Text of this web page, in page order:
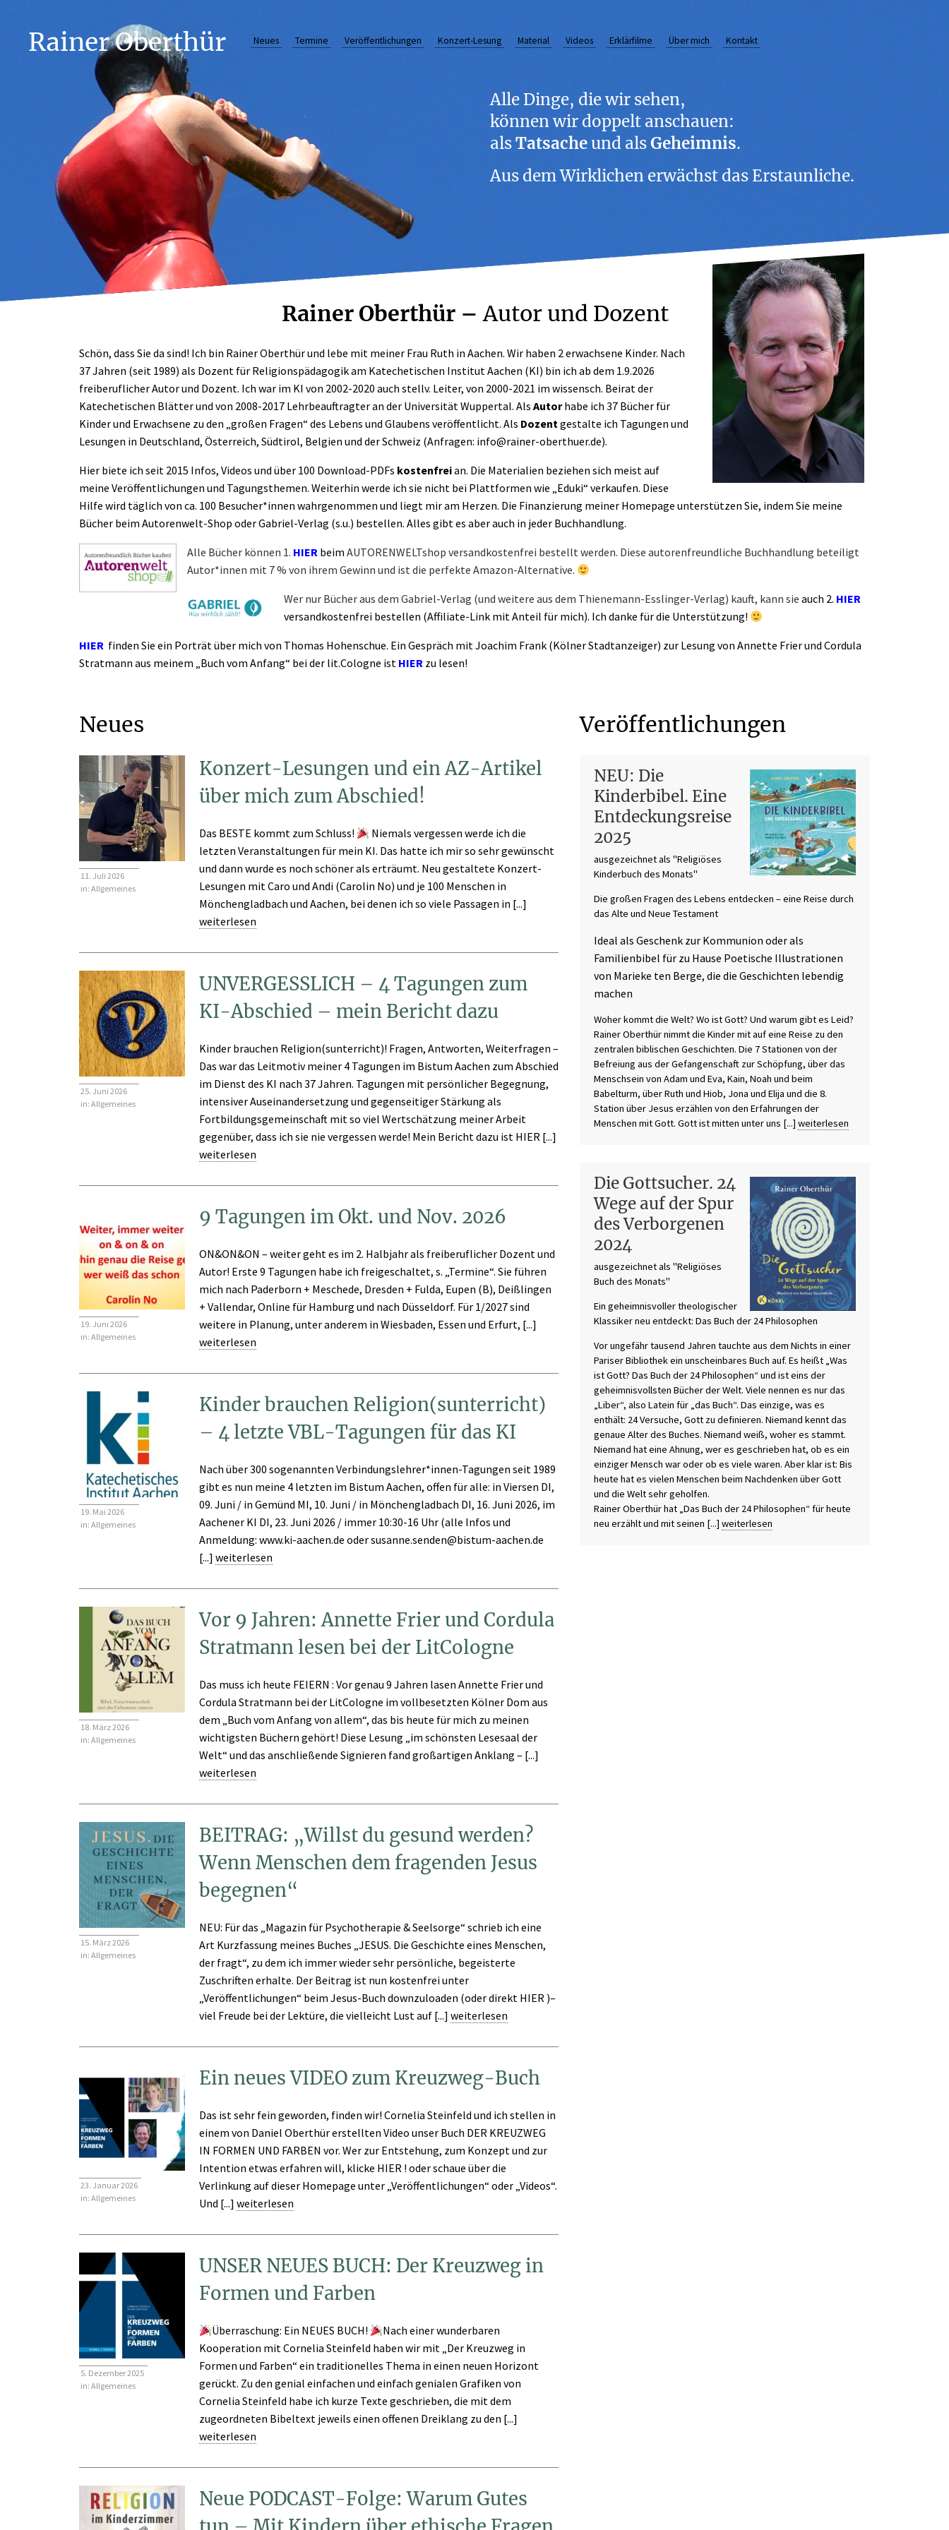
Rainer Oberthür Neues Termine Veröffentlichungen Konzert-Lesung Material Videos Erklärfilme Über mich Kontakt
Alle Dinge, die wir sehen,
können wir doppelt anschauen:
alsTatsacheund alsGeheimnis.
Aus dem Wirklichen erwächst das Erstaunliche.
Rainer Oberthür –Autor und Dozent
Schön, dass Sie da sind! Ich bin Rainer Oberthür und lebe mit meiner Frau Ruth in Aachen. Wir haben 2 erwachsene Kinder. Nach
37 Jahren (seit 1989) als Dozent für Religionspädagogik am Katechetischen Institut Aachen (KI) bin ich ab dem 1.9.2026
freiberuflicher Autor und Dozent. Ich war im KI von 2002-2020 auch stellv. Leiter, von 2000-2021 im wissensch. Beirat der
Katechetischen Blätter und von 2008-2017 Lehrbeauftragter an der Universität Wuppertal. Als Autorhabe ich 37 Bücher für
Kinder und Erwachsene zu den „großen Fragen“ des Lebens und Glaubens veröffentlicht. Als Dozentgestalte ich Tagungen und
Lesungen in Deutschland, Österreich, Südtirol, Belgien und der Schweiz (Anfragen: info@rainer-oberthuer.de).
Hier biete ich seit 2015 Infos, Videos und über 100 Download-PDFs kostenfreian. Die Materialien beziehen sich meist auf
meine Veröffentlichungen und Tagungsthemen. Weiterhin werde ich sie nicht bei Plattformen wie „Eduki“ verkaufen. Diese
Hilfe wird täglich von ca. 100 Besucher*innen wahrgenommen und liegt mir am Herzen. Die Finanzierung meiner Homepage unterstützen Sie, indem Sie meine
Bücher beim Autorenwelt-Shop oder Gabriel-Verlag (s.u.) bestellen. Alles gibt es aber auch in jeder Buchhandlung.
Alle Bücher können 1. HIER beim AUTORENWELTshop versandkostenfrei bestellt werden. Diese autorenfreundliche Buchhandlung beteiligt
Autor*innen mit 7 % von ihrem Gewinn und ist die perfekte Amazon-Alternative.
Wer nur Bücher aus dem Gabriel-Verlag (und weitere aus dem Thienemann-Esslinger-Verlag) kauft, kann sie auch 2. HIER
versandkostenfrei bestellen (Affiliate-Link mit Anteil für mich). Ich danke für die Unterstützung!
HIER finden Sie ein Porträt über mich von Thomas Hohenschue. Ein Gespräch mit Joachim Frank (Kölner Stadtanzeiger) zur Lesung von Annette Frier und Cordula
Stratmann aus meinem „Buch vom Anfang“ bei der lit.Cologne ist HIER zu lesen!
Neues
11. Juli 2026
in: Allgemeines
Konzert-Lesungen und ein AZ-Artikel
über mich zum Abschied!
Das BESTE kommt zum Schluss!
Niemals vergessen werde ich die
letzten Veranstaltungen für mein KI. Das hatte ich mir so sehr gewünscht
und dann wurde es noch schöner als erträumt. Neu gestaltete Konzert-
Lesungen mit Caro und Andi (Carolin No) und je 100 Menschen in
Mönchengladbach und Aachen, bei denen ich so viele Passagen in [...]
weiterlesen
25. Juni 2026
in: Allgemeines
UNVERGESSLICH – 4 Tagungen zum
KI-Abschied – mein Bericht dazu
Kinder brauchen Religion(sunterricht)! Fragen, Antworten, Weiterfragen –
Das war das Leitmotiv meiner 4 Tagungen im Bistum Aachen zum Abschied
im Dienst des KI nach 37 Jahren. Tagungen mit persönlicher Begegnung,
intensiver Auseinandersetzung und gegenseitiger Stärkung als
Fortbildungsgemeinschaft mit so viel Wertschätzung meiner Arbeit
gegenüber, dass ich sie nie vergessen werde! Mein Bericht dazu ist HIER [...]
weiterlesen
19. Juni 2026
in: Allgemeines
9 Tagungen im Okt. und Nov. 2026
ON&ON&ON – weiter geht es im 2. Halbjahr als freiberuflicher Dozent und
Autor! Erste 9 Tagungen habe ich freigeschaltet, s. „Termine“. Sie führen
mich nach Paderborn + Meschede, Dresden + Fulda, Eupen (B), Deißlingen
+ Vallendar, Online für Hamburg und nach Düsseldorf. Für 1/2027 sind
weitere in Planung, unter anderem in Wiesbaden, Essen und Erfurt, [...]
weiterlesen
19. Mai 2026
in: Allgemeines
Kinder brauchen Religion(sunterricht)
– 4 letzte VBL-Tagungen für das KI
Nach über 300 sogenannten Verbindungslehrer*innen-Tagungen seit 1989
gibt es nun meine 4 letzten im Bistum Aachen, offen für alle: in Viersen DI,
09. Juni / in Gemünd MI, 10. Juni / in Mönchengladbach DI, 16. Juni 2026, im
Aachener KI DI, 23. Juni 2026 / immer 10:30-16 Uhr (alle Infos und
Anmeldung: www.ki-aachen.de oder susanne.senden@bistum-aachen.de
[...] weiterlesen
18. März 2026
in: Allgemeines
Vor 9 Jahren: Annette Frier und Cordula
Stratmann lesen bei der LitCologne
Das muss ich heute FEIERN : Vor genau 9 Jahren lasen Annette Frier und
Cordula Stratmann bei der LitCologne im vollbesetzten Kölner Dom aus
dem „Buch vom Anfang von allem“, das bis heute für mich zu meinen
wichtigsten Büchern gehört! Diese Lesung „im schönsten Lesesaal der
Welt“ und das anschließende Signieren fand großartigen Anklang – [...]
weiterlesen
15. März 2026
in: Allgemeines
BEITRAG: „Willst du gesund werden?
Wenn Menschen dem fragenden Jesus
begegnen“
NEU: Für das „Magazin für Psychotherapie & Seelsorge“ schrieb ich eine
Art Kurzfassung meines Buches „JESUS. Die Geschichte eines Menschen,
der fragt“, zu dem ich immer wieder sehr persönliche, begeisterte
Zuschriften erhalte. Der Beitrag ist nun kostenfrei unter
„Veröffentlichungen“ beim Jesus-Buch downzuloaden (oder direkt HIER )–
viel Freude bei der Lektüre, die vielleicht Lust auf [...] weiterlesen
23. Januar 2026
in: Allgemeines
Ein neues VIDEO zum Kreuzweg-Buch
Das ist sehr fein geworden, finden wir! Cornelia Steinfeld und ich stellen in
einem von Daniel Oberthür erstellten Video unser Buch DER KREUZWEG
IN FORMEN UND FARBEN vor. Wer zur Entstehung, zum Konzept und zur
Intention etwas erfahren will, klicke HIER ! oder schaue über die
Verlinkung auf dieser Homepage unter „Veröffentlichungen“ oder „Videos“.
Und [...] weiterlesen
5. Dezember 2025
in: Allgemeines
UNSER NEUES BUCH: Der Kreuzweg in
Formen und Farben
Überraschung: Ein NEUES BUCH!
Nach einer wunderbaren
Kooperation mit Cornelia Steinfeld haben wir mit „Der Kreuzweg in
Formen und Farben“ ein traditionelles Thema in einen neuen Horizont
gerückt. Zu den genial einfachen und einfach genialen Grafiken von
Cornelia Steinfeld habe ich kurze Texte geschrieben, die mit dem
zugeordneten Bibeltext jeweils einen offenen Dreiklang zu den [...]
weiterlesen
Neue PODCAST-Folge: Warum Gutes
Veröffentlichungen
NEU: Die
Kinderbibel. Eine
Entdeckungsreise
2025
ausgezeichnet als "Religiöses
Kinderbuch des Monats"
Die großen Fragen des Lebens entdecken – eine Reise durch
das Alte und Neue Testament
Ideal als Geschenk zur Kommunion oder als
Familienbibel für zu Hause Poetische Illustrationen
von Marieke ten Berge, die die Geschichten lebendig
machen
Woher kommt die Welt? Wo ist Gott? Und warum gibt es Leid?
Rainer Oberthür nimmt die Kinder mit auf eine Reise zu den
zentralen biblischen Geschichten. Die 7 Stationen von der
Befreiung aus der Gefangenschaft zur Schöpfung, über das
Menschsein von Adam und Eva, Kain, Noah und beim
Babelturm, über Ruth und Hiob, Jona und Elija und die 8.
Station über Jesus erzählen von den Erfahrungen der
Menschen mit Gott. Gott ist mitten unter uns [...]weiterlesen
Die Gottsucher. 24
Wege auf der Spur
des Verborgenen
2024
ausgezeichnet als "Religiöses
Buch des Monats"
Ein geheimnisvoller theologischer
Klassiker neu entdeckt: Das Buch der 24 Philosophen
Vor ungefähr tausend Jahren tauchte aus dem Nichts in einer
Pariser Bibliothek ein unscheinbares Buch auf. Es heißt „Was
ist Gott? Das Buch der 24 Philosophen“ und ist eins der
geheimnisvollsten Bücher der Welt. Viele nennen es nur das
„Liber“, also Latein für „das Buch“. Das einzige, was es
enthält: 24 Versuche, Gott zu definieren. Niemand kennt das
genaue Alter des Buches. Niemand weiß, woher es stammt.
Niemand hat eine Ahnung, wer es geschrieben hat, ob es ein
einziger Mensch war oder ob es viele waren. Aber klar ist: Bis
heute hat es vielen Menschen beim Nachdenken über Gott
und die Welt sehr geholfen.
Rainer Oberthür hat „Das Buch der 24 Philosophen“ für heute
neu erzählt und mit seinen [...]weiterlesen